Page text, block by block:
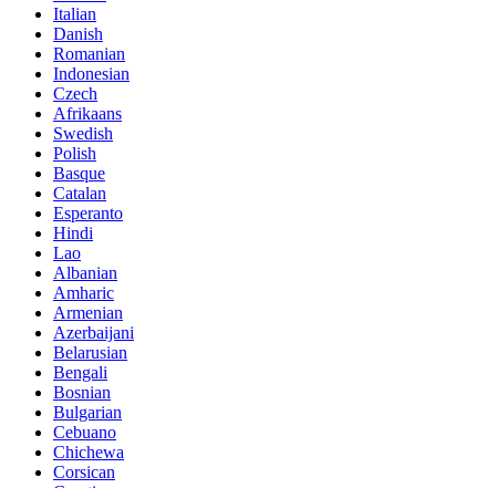
Italian
Danish
Romanian
Indonesian
Czech
Afrikaans
Swedish
Polish
Basque
Catalan
Esperanto
Hindi
Lao
Albanian
Amharic
Armenian
Azerbaijani
Belarusian
Bengali
Bosnian
Bulgarian
Cebuano
Chichewa
Corsican